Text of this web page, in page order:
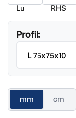
Profil:
mm cm